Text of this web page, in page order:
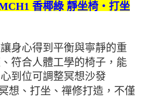
香椰綠 靜坐椅・打坐
身心得到平衡與寧靜的重
符合人體工學的椅子，能
到位可調整冥想沙發
想、打坐、禪修打造，不僅